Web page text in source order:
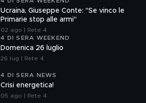
Ucraina, Giuseppe Conte: "Se vinco le
Primarie stop alle armi"
02 ago | Rete 4
4 DI SERA WEEKEND
Domenica 26 luglio
26 lug | Rete 4
4 DI SERA NEWS
Crisi energetica!
05 ago | Rete 4